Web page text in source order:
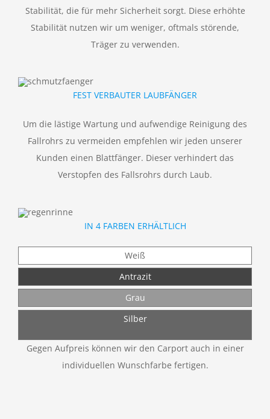
Stabilität, die für mehr Sicherheit sorgt. Diese erhöhte
Stabilität nutzen wir um weniger, oftmals störende,
Träger zu verwenden.
FEST VERBAUTER LAUBFÄNGER
Um die lästige Wartung und aufwendige Reinigung des
Fallrohrs zu vermeiden empfehlen wir jeden unserer
Kunden einen Blattfänger. Dieser verhindert das
Verstopfen des Fallsrohrs durch Laub.
IN 4 FARBEN ERHÄLTLICH
Weiß
Antrazit
Grau
Silber
Gegen Aufpreis können wir den Carport auch in einer
individuellen Wunschfarbe fertigen.